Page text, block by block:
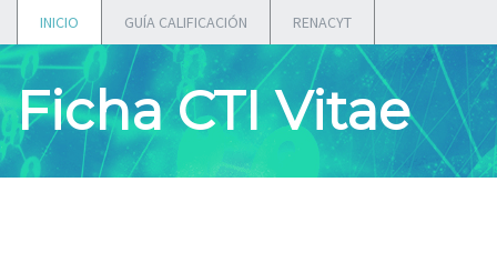
INICIO GUÍA CALIFICACIÓN RENACYT
Ficha CTI Vitae